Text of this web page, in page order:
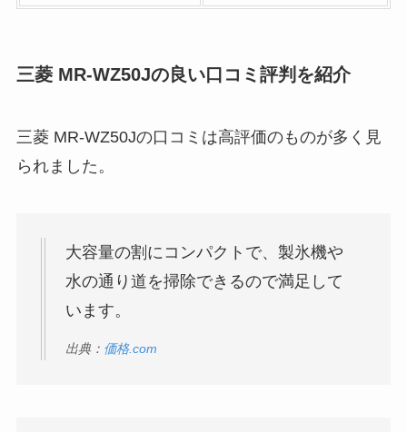
三菱 MR-WZ50Jの良い口コミ評判を紹介
三菱 MR-WZ50Jの口コミは高評価のものが多く見
られました。
大容量の割にコンパクトで、製氷機や
水の通り道を掃除できるので満足して
います。
出典： 価格.com